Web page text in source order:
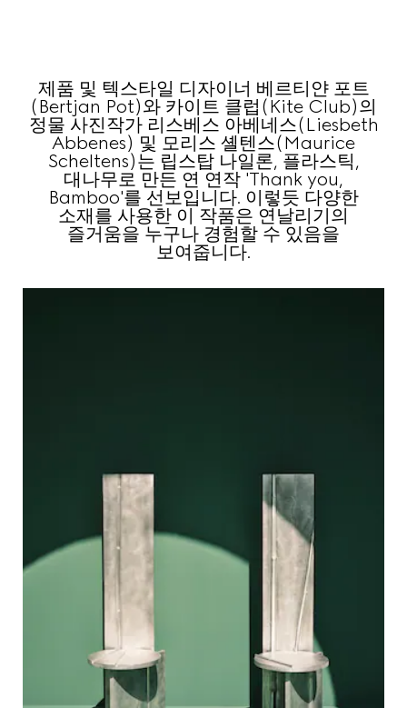
제품 및 텍스타일 디자이너 베르티얀 포트
(Bertjan Pot)와 카이트 클럽(Kite Club)의
정물 사진작가 리스베스 아베네스(Liesbeth
Abbenes) 및 모리스 셸텐스(Maurice
Scheltens)는 립스탑 나일론, 플라스틱,
대나무로 만든 연 연작 'Thank you,
Bamboo'를 선보입니다. 이렇듯 다양한
소재를 사용한 이 작품은 연날리기의
즐거움을 누구나 경험할 수 있음을
보여줍니다.